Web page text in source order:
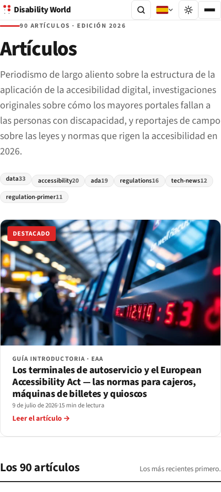
Disability World
90 ARTÍCULOS · EDICIÓN 2026
Artículos
Periodismo de largo aliento sobre la estructura de la
aplicación de la accesibilidad digital, investigaciones
originales sobre cómo los mayores portales fallan a
las personas con discapacidad, y reportajes de campo
sobre las leyes y normas que rigen la accesibilidad en
2026.
data33 accessibility20 ada19 regulations16 tech-news12
regulation-primer11
DESTACADO
GUÍA INTRODUCTORIA · EAA
Los terminales de autoservicio y el European
Accessibility Act — las normas para cajeros,
máquinas de billetes y quioscos
9 de julio de 2026·15 min de lectura
Leer el artículo →
Los 90 artículos Los más recientes primero.